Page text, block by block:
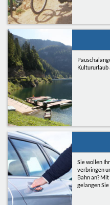
Kultururlaub
Sie wollen
verbringen
Bahn an?
gelangen Sie